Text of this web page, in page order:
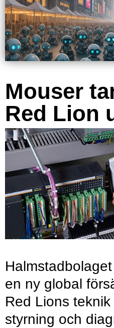
Mouser
Red Lion
en ny global
Red Lions
styrning och